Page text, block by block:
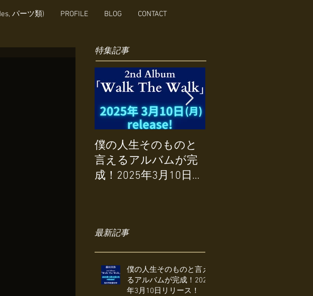
パーツ類) PROFILE BLOG CONTACT
特集記事
僕の人生そのものと
言えるアルバムが完
成！2025年3月10日リ
最新記事
僕の人生そのものと言え
るアルバムが完成！2025
年3月10日リリース！